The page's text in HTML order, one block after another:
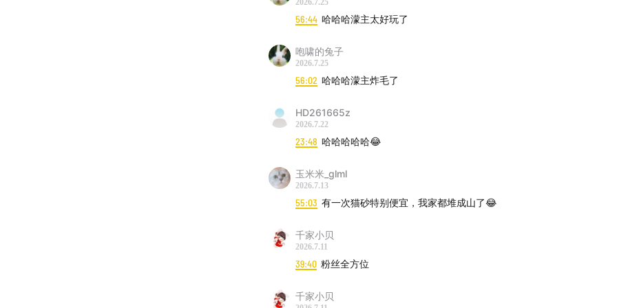
2026.7.25
56:44 哈哈哈濛主太好玩了
咆啸的兔子
2026.7.25
56:02 哈哈哈濛主炸毛了
HD261665z
2026.7.22
23:48 哈哈哈哈哈😂
玉米米_glml
2026.7.13
55:03 有一次猫砂特别便宜，我家都堆成山了😂
千家小贝
2026.7.11
39:40 粉丝全方位
千家小贝